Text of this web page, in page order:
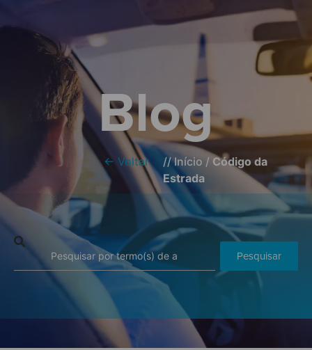
Blog
← Voltar //Início / Código da
Estrada
Pesquisar